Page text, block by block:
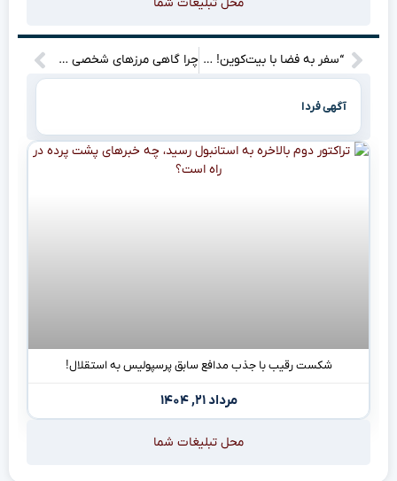
“سفر به فضا با بیت‌کوین! گردشگری فضایی وارد عصر جدیدی شد چرا گاهی مرزهای شخصی ما را از زندگی واقعی دور می‌کنند؟
آگهی فردا
شکست رقیب با جذب مدافع سابق پرسپولیس به استقلال!
مرداد ۲۱, ۱۴۰۴
محل تبلیغات شما